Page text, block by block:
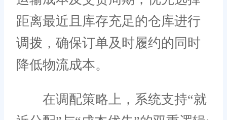
距离最近且库存充足的仓库进行
调拨，确保订单及时履约的同时
降低物流成本。
在调配策略上，系统支持“就